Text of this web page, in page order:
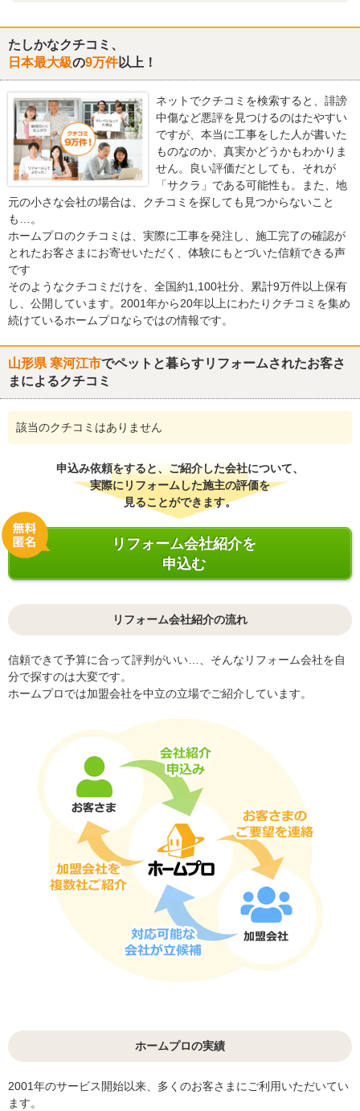
たしかなクチコミ、
日本最大級の9万件以上！
ネットでクチコミを検索すると、誹謗
中傷など悪評を見つけるのはたやすい
ですが、本当に工事をした人が書いた
ものなのか、真実かどうかもわかりま
せん。良い評価だとしても、それが
「サクラ」である可能性も。また、地
元の小さな会社の場合は、クチコミを探しても見つからないこと
も…。
ホームプロのクチコミは、実際に工事を発注し、施工完了の確認が
とれたお客さまにお寄せいただく、体験にもとづいた信頼できる声
です
そのようなクチコミだけを、全国約1,100社分、累計9万件以上保有
し、公開しています。2001年から20年以上にわたりクチコミを集め
続けているホームプロならではの情報です。
山形県 寒河江市でペットと暮らすリフォームされたお客さ
まによるクチコミ
該当のクチコミはありません
申込み依頼をすると、ご紹介した会社について、
実際にリフォームした施主の評価を
見ることができます。
リフォーム会社紹介を
申込む
リフォーム会社紹介の流れ
信頼できて予算に合って評判がいい…、そんなリフォーム会社を自
分で探すのは大変です。
ホームプロでは加盟会社を中立の立場でご紹介しています。
ホームプロの実績
2001年のサービス開始以来、多くのお客さまにご利用いただいてい
ます。